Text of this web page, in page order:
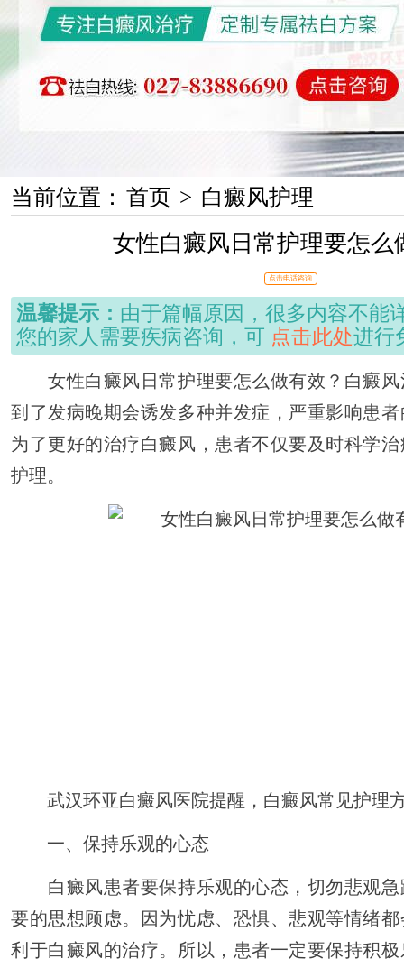
当前位置： 首页 > 白癜风护理
女性白癜风日常护理要怎么
点击电话咨询
温馨提示： 由于篇幅原因，很多内容不能
您的家人需要疾病咨询，可 点击此处进行
女性白癜风日常护理要怎么做有效？白癜风
到了发病晚期会诱发多种并发症，严重影响患
为了更好的治疗白癜风，患者不仅要及时科学
护理。
武汉环亚白癜风医院提醒，白癜风常见护理
一、保持乐观的心态
白癜风患者要保持乐观的心态，切勿悲观急
要的思想顾虑。因为忧虑、恐惧、悲观等情绪
利于白癜风的治疗。所以，患者一定要保持积